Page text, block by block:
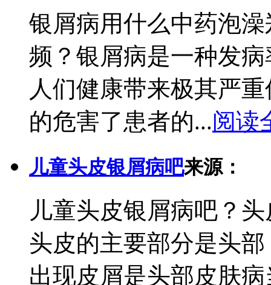
银屑病用什么中药泡
频？银屑病是一种发
人们健康带来极其严
的危害了患者的...阅读
儿童头皮银屑病吧来源：
儿童头皮银屑病吧？
头皮的主要部分是头
出现皮屑是头部皮肤